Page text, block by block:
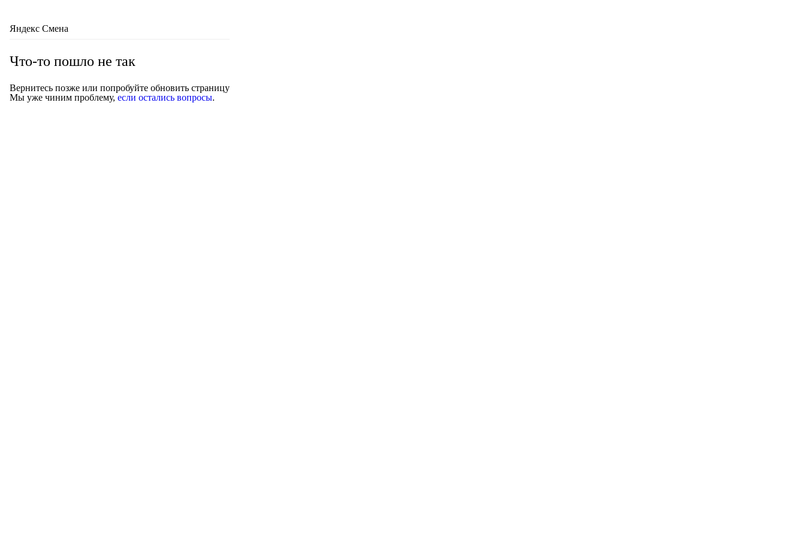
Яндекс Смена
Что-то пошло не так
Вернитесь позже или попробуйте обновить страницу
Мы уже чиним проблему, если остались вопросы.